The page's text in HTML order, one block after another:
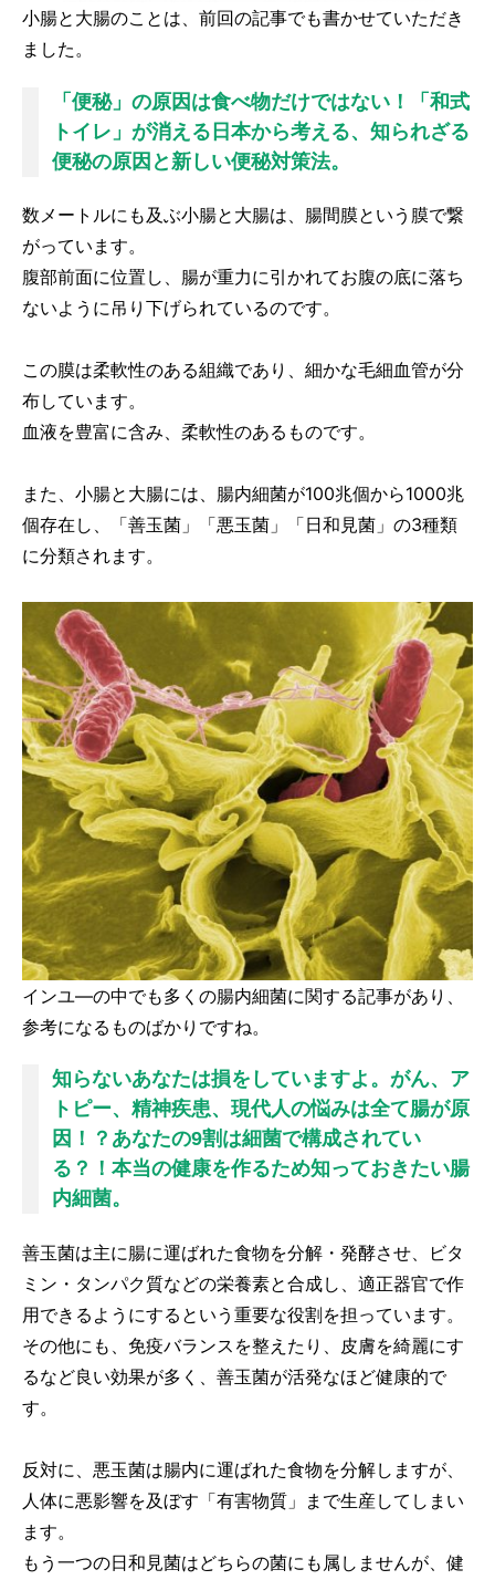
小腸と大腸のことは、前回の記事でも書かせていただき
ました。
「便秘」の原因は食べ物だけではない！「和式
トイレ」が消える日本から考える、知られざる
便秘の原因と新しい便秘対策法。
数メートルにも及ぶ小腸と大腸は、腸間膜という膜で繋
がっています。
腹部前面に位置し、腸が重力に引かれてお腹の底に落ち
ないように吊り下げられているのです。
この膜は柔軟性のある組織であり、細かな毛細血管が分
布しています。
血液を豊富に含み、柔軟性のあるものです。
また、小腸と大腸には、腸内細菌が100兆個から1000兆
個存在し、「善玉菌」「悪玉菌」「日和見菌」の3種類
に分類されます。
インユ―の中でも多くの腸内細菌に関する記事があり、
参考になるものばかりですね。
知らないあなたは損をしていますよ。がん、ア
トピー、精神疾患、現代人の悩みは全て腸が原
因！？あなたの9割は細菌で構成されてい
る？！本当の健康を作るため知っておきたい腸
内細菌。
善玉菌は主に腸に運ばれた食物を分解・発酵させ、ビタ
ミン・タンパク質などの栄養素と合成し、適正器官で作
用できるようにするという重要な役割を担っています。
その他にも、免疫バランスを整えたり、皮膚を綺麗にす
るなど良い効果が多く、善玉菌が活発なほど健康的で
す。
反対に、悪玉菌は腸内に運ばれた食物を分解しますが、
人体に悪影響を及ぼす「有害物質」まで生産してしまい
ます。
もう一つの日和見菌はどちらの菌にも属しませんが、健